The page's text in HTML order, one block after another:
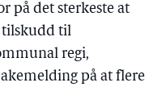
på det sterkeste at
tilskudd til
regi,
på at flere